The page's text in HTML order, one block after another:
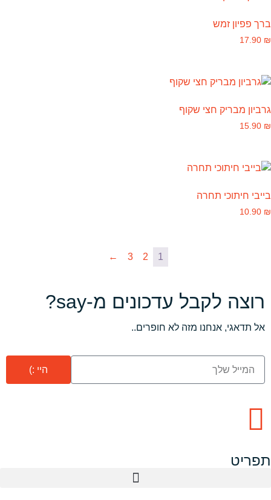
ברך פפיון זמש
17.90 ₪
גרביון מבריק חצי שקוף
15.90 ₪
בייבי חיתוכי תחרה
10.90 ₪
1
2
3
←
רוצה לקבל עדכונים מ-say?
אל תדאגי, אנחנו מזה לא חופרים..
היי :)
תפריט